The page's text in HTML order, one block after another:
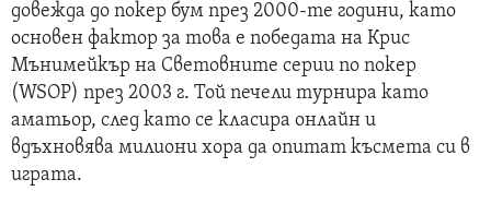
довежда до покер бум през 2000-те години, като
основен фактор за това е победата на Крис
Мънимейкър на Световните серии по покер
(WSOP) през 2003 г. Той печели турнира като
аматьор, след като се класира онлайн и
вдъхновява милиони хора да опитат късмета си в
играта.